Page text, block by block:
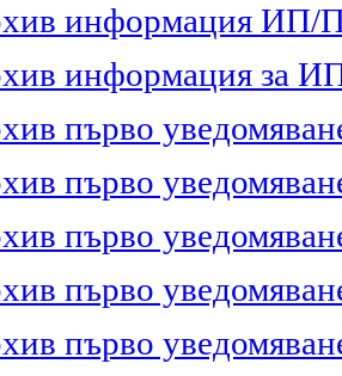
информация ИП/
информация за
първо
първо
първо
първо
първо